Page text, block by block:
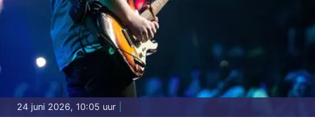
24 juni 2026, 10:05 uur